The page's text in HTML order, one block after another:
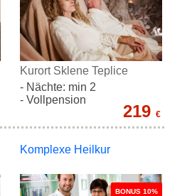
Kurort Sklene Teplice
- Nächte: min 2
- Vollpension
219 €
Komplexe Heilkur
BONUS 10%